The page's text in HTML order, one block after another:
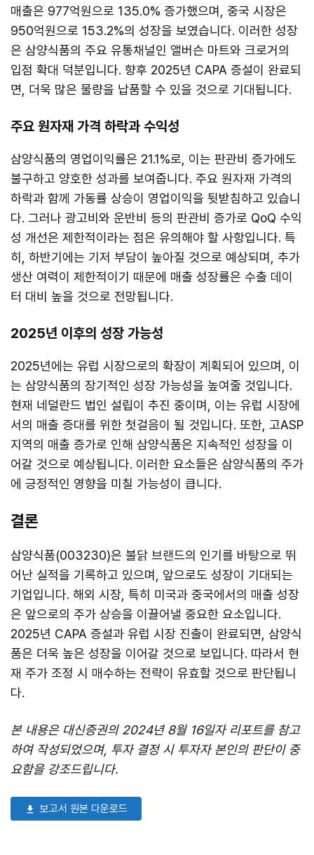
매출은 977억원으로 135.0% 증가했으며, 중국 시장은
950억원으로 153.2%의 성장을 보였습니다. 이러한 성장
은 삼양식품의 주요 유통채널인 앨버슨 마트와 크로거의
입점 확대 덕분입니다. 향후 2025년 CAPA 증설이 완료되
면, 더욱 많은 물량을 납품할 수 있을 것으로 기대됩니다.
주요 원자재 가격 하락과 수익성
삼양식품의 영업이익률은 21.1%로, 이는 판관비 증가에도
불구하고 양호한 성과를 보여줍니다. 주요 원자재 가격의
하락과 함께 가동률 상승이 영업이익을 뒷받침하고 있습니
다. 그러나 광고비와 운반비 등의 판관비 증가로 QoQ 수익
성 개선은 제한적이라는 점은 유의해야 할 사항입니다. 특
히, 하반기에는 기저 부담이 높아질 것으로 예상되며, 추가
생산 여력이 제한적이기 때문에 매출 성장률은 수출 데이
터 대비 높을 것으로 전망됩니다.
2025년 이후의 성장 가능성
2025년에는 유럽 시장으로의 확장이 계획되어 있으며, 이
는 삼양식품의 장기적인 성장 가능성을 높여줄 것입니다.
현재 네덜란드 법인 설립이 추진 중이며, 이는 유럽 시장에
서의 매출 증대를 위한 첫걸음이 될 것입니다. 또한, 고ASP
지역의 매출 증가로 인해 삼양식품은 지속적인 성장을 이
어갈 것으로 예상됩니다. 이러한 요소들은 삼양식품의 주가
에 긍정적인 영향을 미칠 가능성이 큽니다.
결론
삼양식품(003230)은 불닭 브랜드의 인기를 바탕으로 뛰
어난 실적을 기록하고 있으며, 앞으로도 성장이 기대되는
기업입니다. 해외 시장, 특히 미국과 중국에서의 매출 성장
은 앞으로의 주가 상승을 이끌어낼 중요한 요소입니다.
2025년 CAPA 증설과 유럽 시장 진출이 완료되면, 삼양식
품은 더욱 높은 성장을 이어갈 것으로 보입니다. 따라서 현
재 주가 조정 시 매수하는 전략이 유효할 것으로 판단됩니
다.
본 내용은 대신증권의 2024년 8월 16일자 리포트를 참고
하여 작성되었으며, 투자 결정 시 투자자 본인의 판단이 중
요함을 강조드립니다.
보고서 원본 다운로드